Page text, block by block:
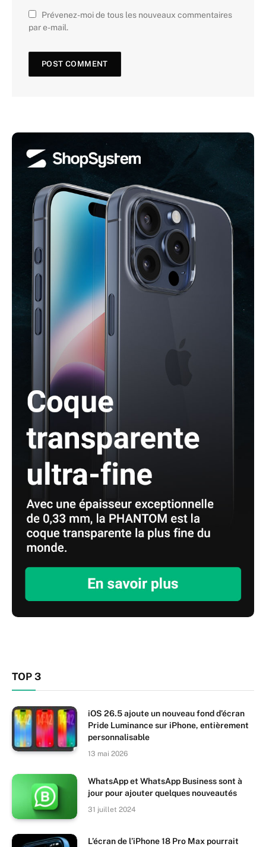
Prévenez-moi de tous les nouveaux commentaires
par e-mail.
TOP 3
iOS 26.5 ajoute un nouveau fond d’écran
Pride Luminance sur iPhone, entièrement
personnalisable
13 mai 2026
WhatsApp et WhatsApp Business sont à
jour pour ajouter quelques nouveautés
31 juillet 2024
L’écran de l’iPhone 18 Pro Max pourrait